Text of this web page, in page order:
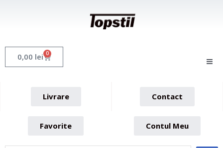
0,00 lei 0 Cart
Livrare Contact
Favorite Contul Meu